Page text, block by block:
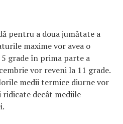
pentru a doua jumătate a
maxime vor avea o
5 grade în prima parte a
vor reveni la 11 grade.
medii termice diurne vor
ridicate decât mediile